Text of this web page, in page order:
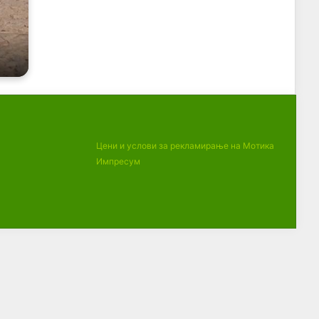
Цени и услови за рекламирање на Мотика
Импресум